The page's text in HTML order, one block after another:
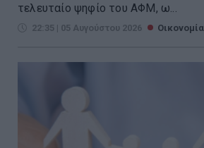
τελευταίο ψηφίο του ΑΦΜ, ω...
22:35 | 05 Αυγούστου 2026 Οικονομία